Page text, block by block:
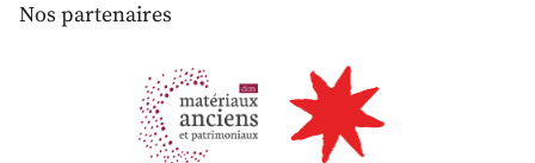
Nos partenaires